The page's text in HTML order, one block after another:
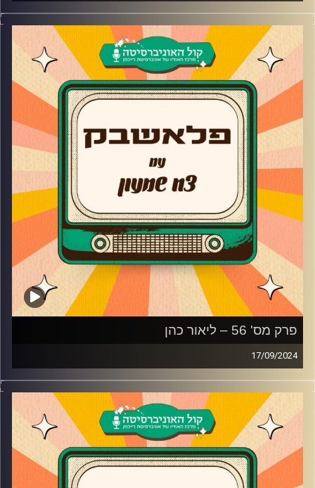
חיים צינוביץ מגיע לאולפן פלאשבק!
הזמר שלימד את תעשיית המוזיקה והבידור שיעור חשוב
בתקשורת מגיע לאולפן ומספר על תחילת הדרך בתעשייה, איך
נולד הרעיון של השרוף, איך הצליחו לעבוד על כולם והאם הוא
מתחרט על זה היום?
בנוסף, חיים צינוביץ מספר איך יוצרים את הסאונדים הנמכרים
לתוכניות הריאליטי ומה זה אמן מבחינתו.
קרדיט תמונות:AudioVersity
פרק מס' 56 – ליאור כהן
17/09/2024
ליאור כהן מגיעה לאולפן פלאשבק!
השחקנית ומנהלת בית הספר למשחק מספרת על האודישן
ל״מה בכריש״, ההתפוצצות של גאליס, למה לא המשיכה לעונה
הרביעית. בנוסף, ליאור מספרת על ההצגה ״אלוף העולם״, איך
הגיע הרעיון להקים בית ספרר למשחק משלה ומה הטיפ הכי
חשוב שיש לה עבור שחקנים מתחילים.